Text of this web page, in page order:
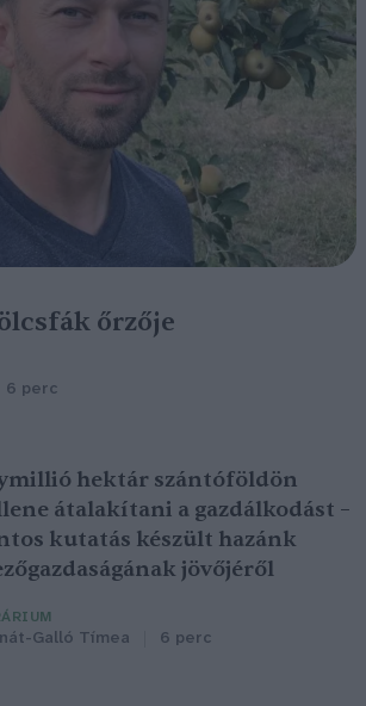
őrzője
6 perc
hektár szántóföldön
átalakítani a gazdálkodást –
kutatás készült hazánk
jövőjéről
Galló Tímea 6 perc